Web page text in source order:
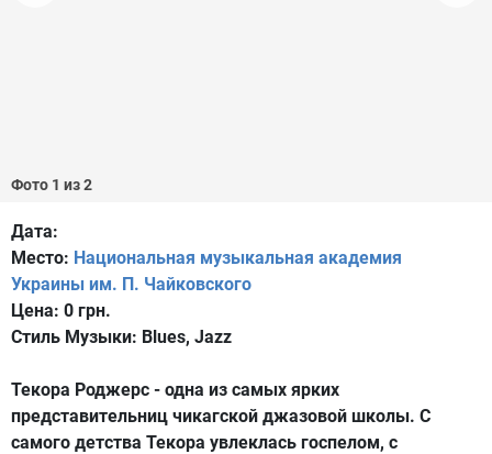
Фото 1 из 2
Дата:
Место: Национальная музыкальная академия
Украины им. П. Чайковского
Цена: 0 грн.
Стиль Музыки: Blues, Jazz
Текора Роджерс - одна из самых ярких
представительниц чикагской джазовой школы. С
самого детства Текора увлеклась госпелом, с